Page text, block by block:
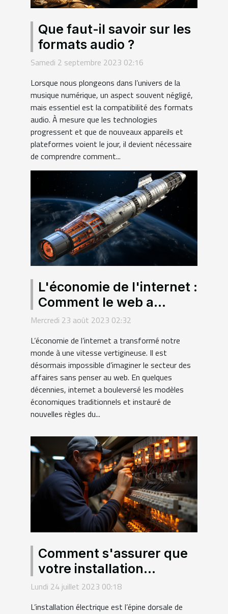
Que faut-il savoir sur les
formats audio ?
Samedi 2 septembre 2023 02:16
Lorsque nous plongeons dans l’univers de la
musique numérique, un aspect souvent négligé,
mais essentiel est la compatibilité des formats
audio. À mesure que les technologies
progressent et que de nouveaux appareils et
plateformes voient le jour, il devient nécessaire
de comprendre comment...
L'économie de l'internet :
Comment le web a
changé le monde des
Mercredi 23 août 2023 02:32
L’économie de l’internet a transformé notre
monde à une vitesse vertigineuse. Il est
désormais impossible d’imaginer le secteur des
affaires sans penser au web. En quelques
décennies, internet a bouleversé les modèles
économiques traditionnels et instauré de
nouvelles règles du...
Comment s'assurer que
votre installation
électrique sera bien faite
Lundi 24 juillet 2023 00:18
L’installation électrique est l’épine dorsale de